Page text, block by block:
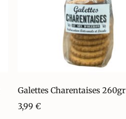
Galettes Charentaises 260gr
3,99€